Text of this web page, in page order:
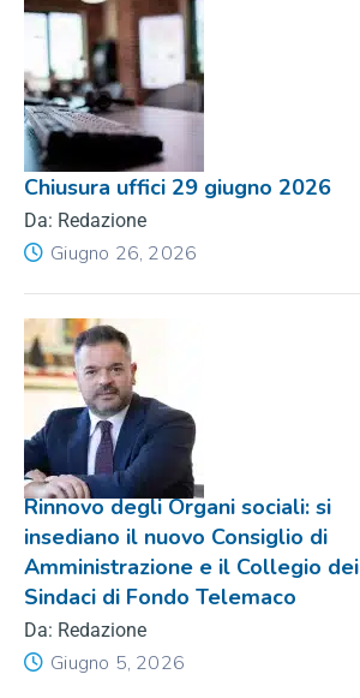
Chiusura uffici 29 giugno 2026
Da: Redazione
Giugno 26, 2026
Rinnovo degli Organi sociali: si
insediano il nuovo Consiglio di
Amministrazione e il Collegio dei
Sindaci di Fondo Telemaco
Da: Redazione
Giugno 5, 2026